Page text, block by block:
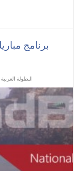
برنامج
البطولة